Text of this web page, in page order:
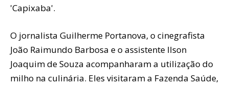
'Capixaba'.
O jornalista Guilherme Portanova, o cinegrafista
João Raimundo Barbosa e o assistente Ilson
Joaquim de Souza acompanharam a utilização do
milho na culinária. Eles visitaram a Fazenda Saúde,